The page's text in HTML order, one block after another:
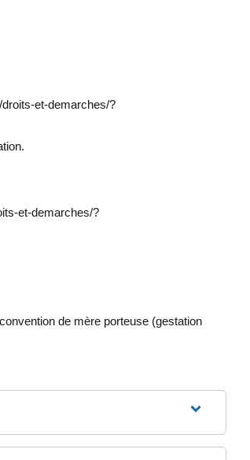
et-demarches/?
et-demarches/?
de mère porteuse (gestation